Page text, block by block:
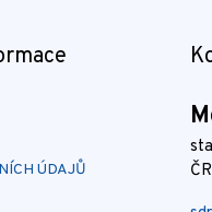
ÚDAJŮ
ČR